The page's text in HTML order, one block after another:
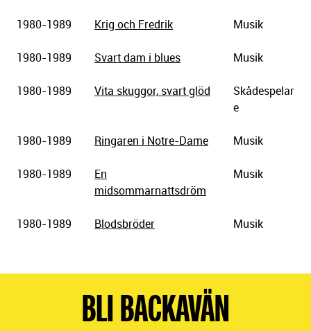
1980-1989 Krig och Fredrik Musik
1980-1989 Svart dam i blues Musik
1980-1989 Vita skuggor, svart glöd
Skådespelar
e
1980-1989 Ringaren i Notre-Dame Musik
1980-1989
En
midsommarnattsdröm
Musik
1980-1989 Blodsbröder Musik
BLI BACKAVÄN